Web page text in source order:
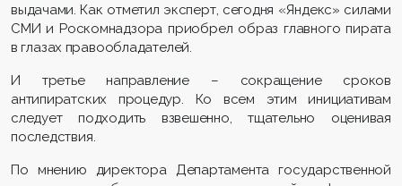
выдачами. Как отметил эксперт, сегодня «Яндекс» силами
СМИ и Роскомнадзора приобрел образ главного пирата
в глазах правообладателей.
И третье направление – сокращение сроков
антипиратских процедур. Ко всем этим инициативам
следует подходить взвешенно, тщательно оценивая
последствия.
По мнению директора Департамента государственной